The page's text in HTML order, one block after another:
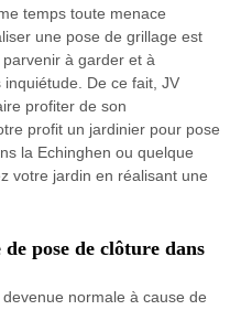
temps toute menace
une pose de grillage est
à garder et à
inquiétude. De ce fait, JV
profiter de son
profit un jardinier pour pose
la Echinghen ou quelque
votre jardin en réalisant une
pose de clôture dans
normale à cause de